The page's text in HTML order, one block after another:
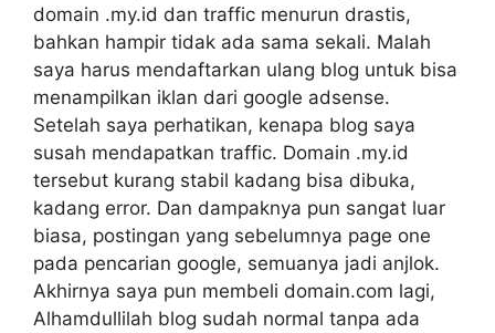
domain .my.id dan traffic menurun drastis,
bahkan hampir tidak ada sama sekali. Malah
saya harus mendaftarkan ulang blog untuk bisa
menampilkan iklan dari google adsense.
Setelah saya perhatikan, kenapa blog saya
susah mendapatkan traffic. Domain .my.id
tersebut kurang stabil kadang bisa dibuka,
kadang error. Dan dampaknya pun sangat luar
biasa, postingan yang sebelumnya page one
pada pencarian google, semuanya jadi anjlok.
Akhirnya saya pun membeli domain.com lagi,
Alhamdullilah blog sudah normal tanpa ada